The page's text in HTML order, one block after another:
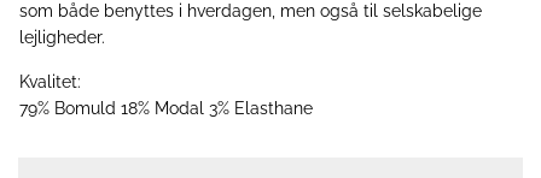
som både benyttes i hverdagen, men også til selskabelige
lejligheder.
Kvalitet:
79% Bomuld 18% Modal 3% Elasthane